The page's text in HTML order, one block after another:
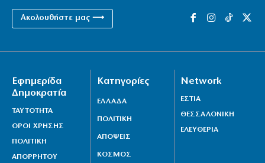
Ακολουθήστε μας ⟶
Εφημερίδα
Δημοκρατία
ΤΑΥΤΟΤΗΤΑ
ΟΡΟΙ ΧΡΗΣΗΣ
ΠΟΛΙΤΙΚΗ
ΑΠΟΡΡΗΤΟΥ
Κατηγορίες
ΕΛΛΑΔΑ
ΠΟΛΙΤΙΚΗ
ΑΠΟΨΕΙΣ
ΚΟΣΜΟΣ
Network
ΕΣΤΙΑ
ΘΕΣΣΑΛΟΝΙΚΗ
ΕΛΕΥΘΕΡΙΑ